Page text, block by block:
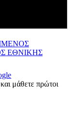
ΕΘΝΙΚΗΣ
και μάθετε πρώτοι